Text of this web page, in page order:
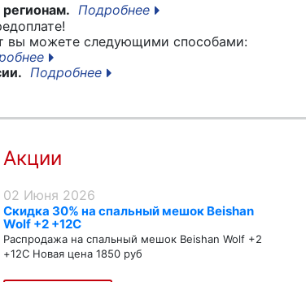
Подробнее
вы можете следующими способами:
Подробнее
Акции
02 Июня 2026
Скидка 30% на спальный мешок Beishan
Wolf +2 +12C
Распродажа на спальный мешок Beishan Wolf +2
+12C Новая цена 1850 руб